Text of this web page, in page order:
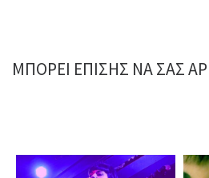
ΜΠΟΡΕΊ ΕΠΊΣΗΣ ΝΑ ΣΑΣ